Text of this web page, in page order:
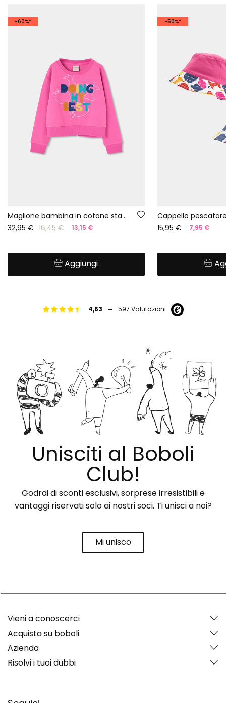
-60%*
Maglione bambina in cotone stampato rosa
32,95 € 16,45 € 13,15 €
Aggiungi
-50%*
15,95 € 7,95 €
4,63 - 597 Valutazioni
Unisciti al Boboli
Club!
Godrai di sconti esclusivi, sorprese irresistibili e
vantaggi riservati solo ai nostri soci. Ti unisci a noi?
Mi unisco
Vieni a conoscerci
Acquista su boboli
Azienda
Risolvi i tuoi dubbi